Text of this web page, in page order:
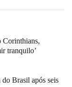
Corinthians,
tranquilo’
Brasil após seis